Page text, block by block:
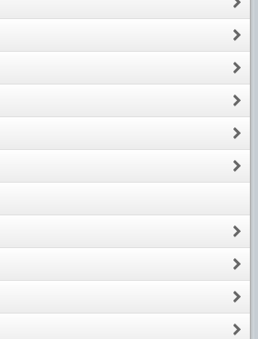
ピーカー、マイク一式をお借りしまし
幹事全員による電話作戦で出席要請し
を得た。
出川利夫さんの幹事代表挨拶で開会
生のスピーチと続き、緑ヶ丘時代の古
を懐かしく耳にすることができまし
代表して、貫禄充分な外山敏雄さんが
との報告。岡崎令子さんは古希を迎え
、矢倉赫雄さんから管弦学部ＣＤ借用
、「王様のレストラン」を鑑賞。次に
者全員感激の面持ちで校歌を合唱。金
大いに盛り上がり９期生の一体感が大
の皆様、相川先生、管弦学部の皆
、有り難うございました。